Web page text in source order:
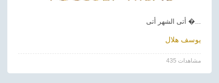
أتى الشهر أتى �...
يوسف هلال
435 مشاهدات